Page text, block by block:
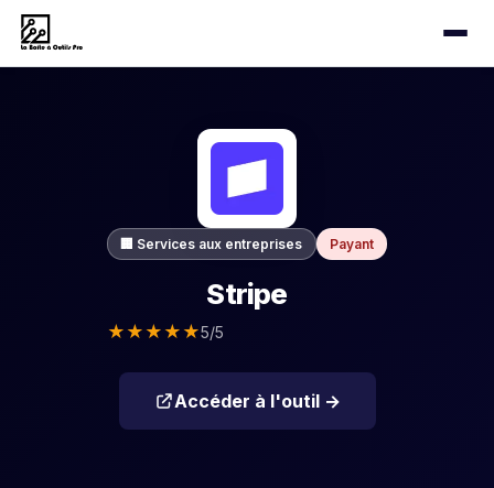
🏢 Services aux entreprises Payant
Stripe
★ ★ ★ ★ ★5/5
Accéder à l'outil →